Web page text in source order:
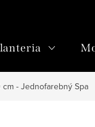
- Jednofarebný Spa